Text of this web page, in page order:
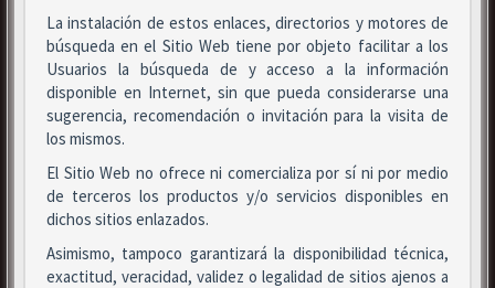
La instalación de estos enlaces, directorios y motores de
búsqueda en el Sitio Web tiene por objeto facilitar a los
Usuarios la búsqueda de y acceso a la información
disponible en Internet, sin que pueda considerarse una
sugerencia, recomendación o invitación para la visita de
los mismos.
El Sitio Web no ofrece ni comercializa por sí ni por medio
de terceros los productos y/o servicios disponibles en
dichos sitios enlazados.
Asimismo, tampoco garantizará la disponibilidad técnica,
exactitud, veracidad, validez o legalidad de sitios ajenos a